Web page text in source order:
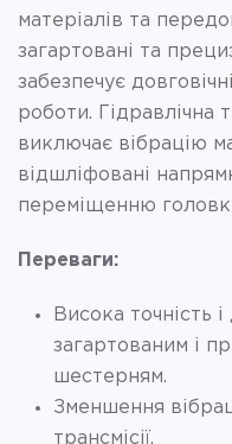
матеріалів та
загартовані та
забезпечує
роботи. Гідравлічна
виключає вібрацію
відшліфовані
переміщенню
Переваги:
Висока точність
загартованим і
шестерням.
Зменшення
трансмісії.